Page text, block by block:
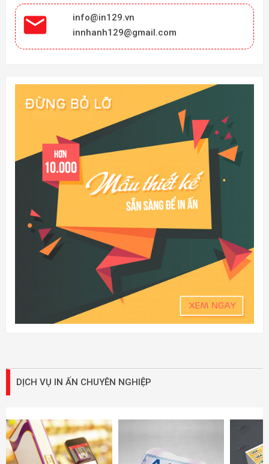

info@in129.vn
innhanh129@gmail.com
DỊCH VỤ IN ẤN CHUYÊN NGHIỆP